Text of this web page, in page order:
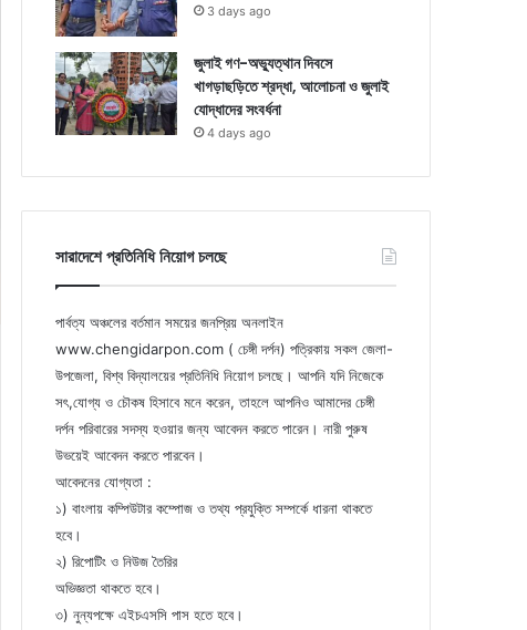
3 days ago
জুলাই গণ-অভ্যুত্থান দিবসে
খাগড়াছড়িতে শ্রদ্ধা, আলোচনা ও জুলাই
যোদ্ধাদের সংবর্ধনা
4 days ago
সারাদেশে প্রতিনিধি নিয়োগ চলছে
পার্বত্য অঞ্চলের বর্তমান সময়ের জনপ্রিয় অনলাইন
www.chengidarpon.com ( চেঙ্গী দর্পন) পত্রিকায় সকল জেলা-
উপজেলা, বিশ্ব বিদ্যালয়ের প্রতিনিধি নিয়োগ চলছে। আপনি যদি নিজেকে
সৎ,যোগ্য ও চৌকষ হিসাবে মনে করেন, তাহলে আপনিও আমাদের চেঙ্গী
দর্পন পরিবারের সদস্য হওয়ার জন্য আবেদন করতে পারেন। নারী পুরুষ
উভয়েই আবেদন করতে পারবেন।
আবেদনের যোগ্যতা :
১) বাংলায় কম্পিউটার কম্পোজ ও তথ্য প্রযুক্তি সম্পর্কে ধারনা থাকতে
হবে।
২) রিপোটিং ও নিউজ তৈরির
অভিজ্ঞতা থাকতে হবে।
৩) নুন্যপক্ষে এইচএসসি পাস হতে হবে।